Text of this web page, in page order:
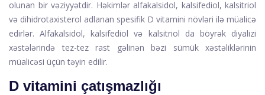
olunan bir vəziyyətdir. Həkimlər alfakalsidol, kalsifediol, kalsitriol
və dihidrotaxisterol adlanan spesifik D vitamini növləri ilə müalicə
edirlər. Alfakalsidol, kalsifediol və kalsitriol da böyrək diyalizi
xəstələrində tez-tez rast gəlinən bəzi sümük xəstəliklərinin
müalicəsi üçün təyin edilir.
D vitamini çatışmazlığı